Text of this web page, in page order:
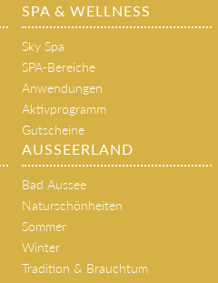
SPA & WELLNESS
Sky Spa
SPA-Bereiche
Anwendungen
Aktivprogramm
Gutscheine
AUSSEERLAND
Bad Aussee
Naturschönheiten
Sommer
Winter
Tradition & Brauchtum